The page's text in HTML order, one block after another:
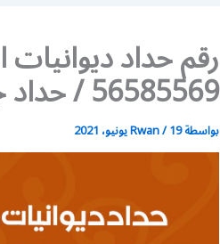
رقم حداد
56585569 / حداد جلسات حديد خارجية
بواسطة Rwan/19 يونيو، 2021